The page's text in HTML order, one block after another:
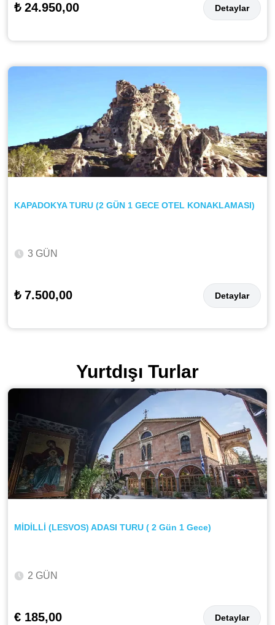
₺ 24.950,00 Detaylar
KAPADOKYA TURU (2 GÜN 1 GECE OTEL KONAKLAMASI)
3 GÜN
₺ 7.500,00 Detaylar
Yurtdışı Turlar
MİDİLLİ (LESVOS) ADASI TURU ( 2 Gün 1 Gece)
2 GÜN
€ 185,00 Detaylar